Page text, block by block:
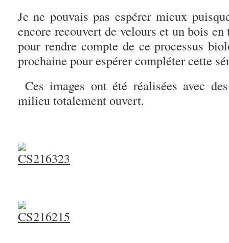
Je ne pouvais pas espérer mieux
encore recouvert de velours et un bois
pour rendre compte de ce processus
prochaine pour espérer compléter cette
Ces images ont été réalisées avec
milieu totalement ouvert.